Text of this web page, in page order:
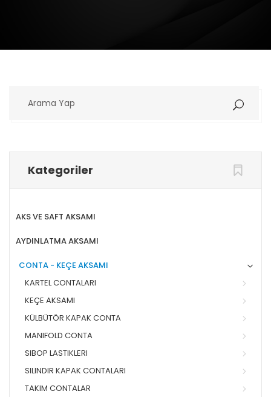
Arama
Kategoriler
AKS VE SAFT AKSAMI
AYDINLATMA AKSAMI
CONTA - KEÇE AKSAMI
KARTEL CONTALARI
KEÇE AKSAMI
KÜLBÜTÖR KAPAK CONTA
MANIFOLD CONTA
SIBOP LASTIKLERI
SILINDIR KAPAK CONTALARI
TAKIM CONTALAR